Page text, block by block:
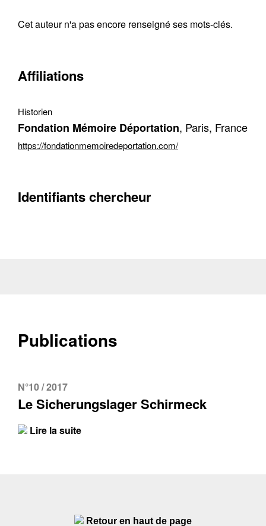
Cet auteur n'a pas encore renseigné ses mots-clés.
Affiliations
Historien
Fondation Mémoire Déportation, Paris, France
https://fondationmemoiredeportation.com/
Identifiants chercheur
Publications
N°10 / 2017
Le Sicherungslager Schirmeck
Lire la suite
Retour en haut de page